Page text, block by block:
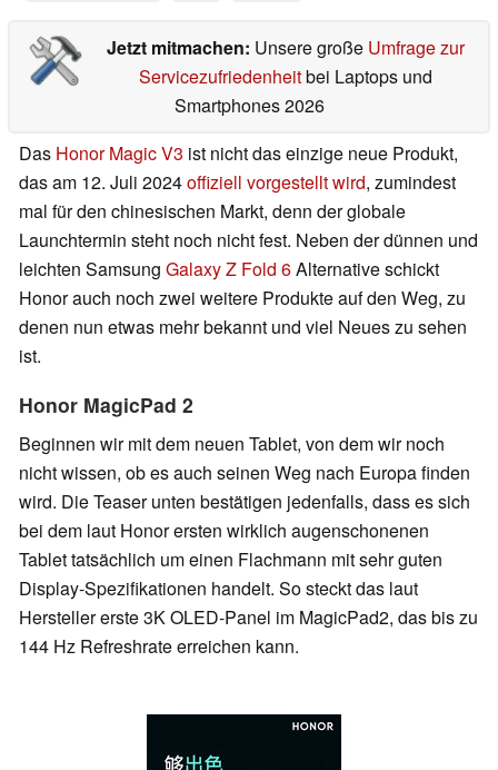
Jetzt mitmachen: Unsere große Umfrage zur
Servicezufriedenheitbei Laptops und
Smartphones 2026
Das Honor Magic V3 ist nicht das einzige neue Produkt,
das am 12. Juli 2024offiziell vorgestellt wird, zumindest
mal für den chinesischen Markt, denn der globale
Launchtermin steht noch nicht fest. Neben der dünnen und
leichten Samsung Galaxy Z Fold 6Alternative schickt
Honor auch noch zwei weitere Produkte auf den Weg, zu
denen nun etwas mehr bekannt und viel Neues zu sehen
ist.
Honor MagicPad 2
Beginnen wir mit dem neuen Tablet, von dem wir noch
nicht wissen, ob es auch seinen Weg nach Europa finden
wird. Die Teaser unten bestätigen jedenfalls, dass es sich
bei dem laut Honor ersten wirklich augenschonenen
Tablet tatsächlich um einen Flachmann mit sehr guten
Display-Spezifikationen handelt. So steckt das laut
Hersteller erste 3K OLED-Panel im MagicPad2, das bis zu
144 Hz Refreshrate erreichen kann.